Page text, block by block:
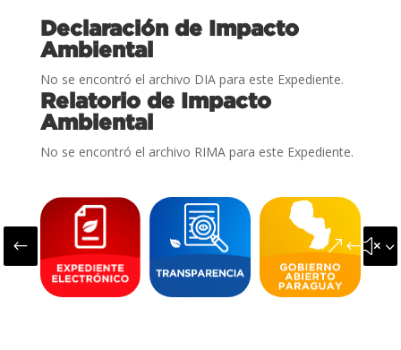
Declaración de Impacto
Ambiental
No se encontró el archivo DIA para este Expediente.
Relatorio de Impacto
Ambiental
No se encontró el archivo RIMA para este Expediente.
#